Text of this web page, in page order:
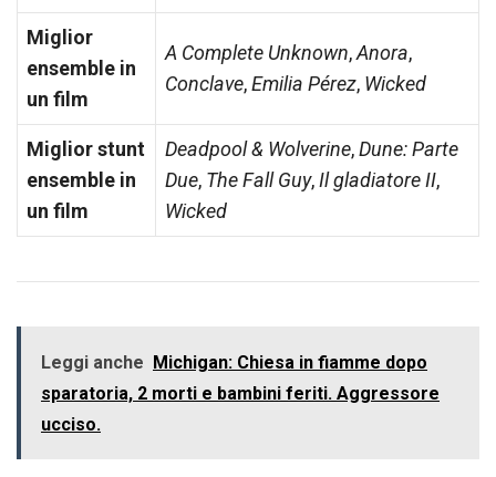
Miglior
ensemble in
un film
A Complete Unknown,Anora,
Conclave,Emilia Pérez, Wicked
Miglior stunt
ensemble in
un film
Deadpool & Wolverine,Dune: Parte
Due, The Fall Guy,Il gladiatore II,
Wicked
Leggi anche Michigan: Chiesa in fiamme dopo
sparatoria, 2 morti e bambini feriti. Aggressore
ucciso.